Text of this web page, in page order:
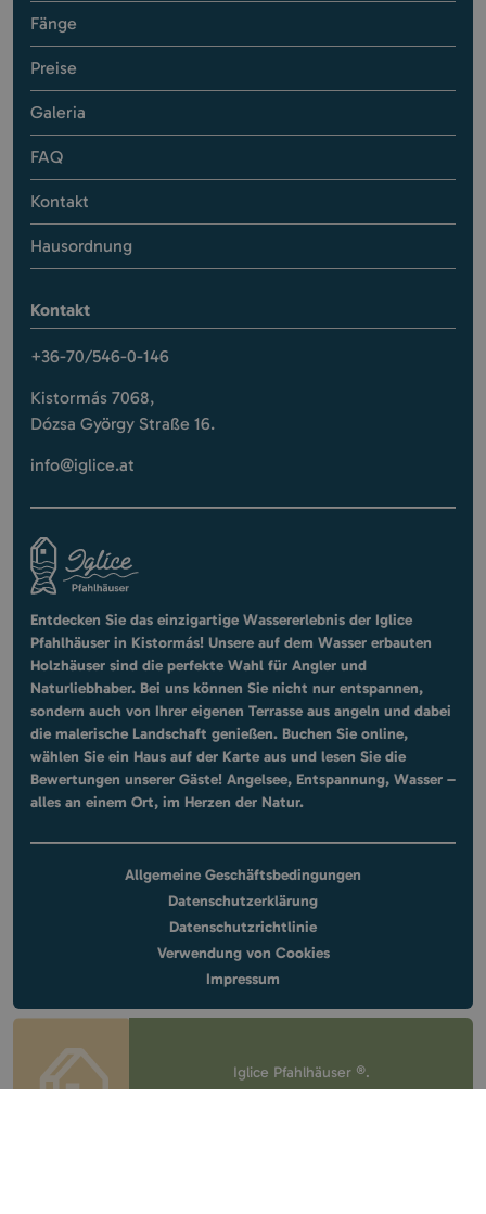
Fänge
Preise
Galeria
FAQ
Kontakt
Hausordnung
Kontakt
+36-70/546-0-146
Kistormás 7068,
Dózsa György Straße 16.
info@iglice.at
Entdecken Sie das einzigartige Wassererlebnis der Iglice
Pfahlhäuser in Kistormás! Unsere auf dem Wasser erbauten
Holzhäuser sind die perfekte Wahl für Angler und
Naturliebhaber. Bei uns können Sie nicht nur entspannen,
sondern auch von Ihrer eigenen Terrasse aus angeln und dabei
die malerische Landschaft genießen. Buchen Sie online,
wählen Sie ein Haus auf der Karte aus und lesen Sie die
Bewertungen unserer Gäste! Angelsee, Entspannung, Wasser –
alles an einem Ort, im Herzen der Natur.
Allgemeine Geschäftsbedingungen
Datenschutzerklärung
Datenschutzrichtlinie
Verwendung von Cookies
Impressum
Iglice Pfahlhäuser ®.
All rights reserved.